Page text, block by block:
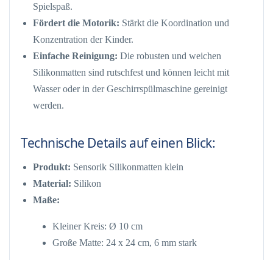
Spielspaß.
Fördert die Motorik: Stärkt die Koordination und
Konzentration der Kinder.
Einfache Reinigung: Die robusten und weichen
Silikonmatten sind rutschfest und können leicht mit
Wasser oder in der Geschirrspülmaschine gereinigt
werden.
Technische Details auf einen Blick:
Produkt: Sensorik Silikonmatten klein
Material: Silikon
Maße:
Kleiner Kreis: Ø 10 cm
Große Matte: 24 x 24 cm, 6 mm stark